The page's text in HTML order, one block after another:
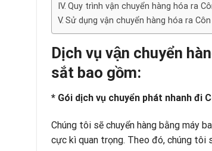
Quy trình vận chuyển hàng hóa ra
Sử dụng vận chuyển hàng hóa ra
Dịch vụ vận chuyển
sắt bao gồm:
* Gói dịch vụ chuyển phát nhanh đi
Chúng tôi sẽ chuyển hàng bằng máy
cực kì quan trọng. Theo đó, chúng tôi